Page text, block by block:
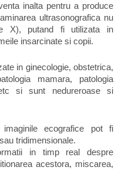
inalta pentru a produce
ultrasonografica nu
X), putand fi utilizata in
insarcinate si copii.
in ginecologie, obstetrica,
mamara, patologia
si sunt nedureroase si
ecografice pot fi
tridimensionale.
in timp real despre
acestora, miscarea,